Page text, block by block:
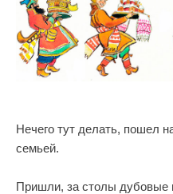
Нечего тут делать, пошел
семьей.
Пришли, за столы дубовые